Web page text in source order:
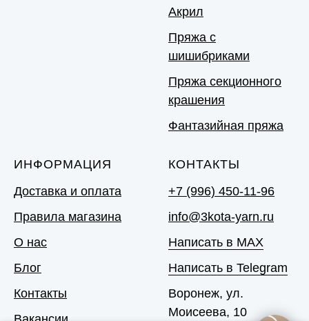
Акрил
Пряжа с
шишибриками
Пряжа секционного
крашения
Фантазийная пряжа
ИНФОРМАЦИЯ
Доставка и оплата
Правила магазина
О нас
Блог
Контакты
КОНТАКТЫ
+7 (996) 450-11-96
info@3kota-yarn.ru
Написать в MAX
Написать в Telegram
Воронеж, ул.
Моисеева, 10